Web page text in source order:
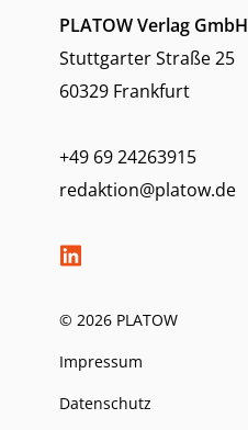
PLATOW Verlag GmbH
Stuttgarter Straße 25
60329 Frankfurt
+49 69 24263915
redaktion@platow.de
© 2026 PLATOW
Impressum
Datenschutz